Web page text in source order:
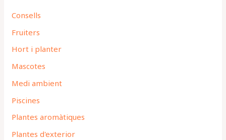
Consells
Fruiters
Hort i planter
Mascotes
Medi ambient
Piscines
Plantes aromàtiques
Plantes d'exterior